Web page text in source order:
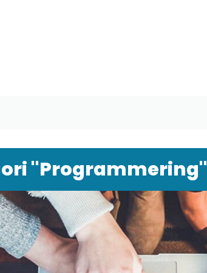
"Programmering"